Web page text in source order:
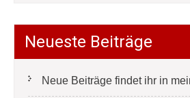
Neueste Beiträge
Neue Beiträge findet ihr in